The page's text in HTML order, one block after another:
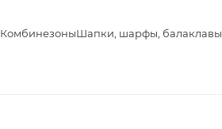
КомбинезоныШапки, шарфы, балаклавы